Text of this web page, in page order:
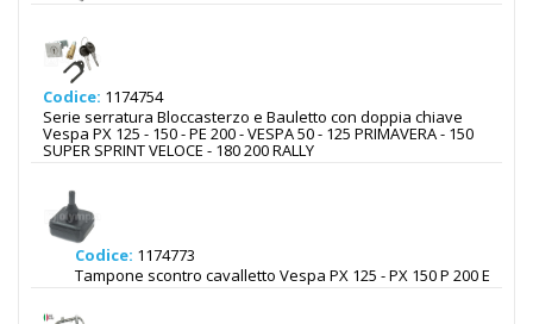
Codice: 1174754
Serie serratura Bloccasterzo e Bauletto con doppia chiave
Vespa PX 125 - 150 - PE 200 - VESPA 50 - 125 PRIMAVERA - 150
SUPER SPRINT VELOCE - 180 200 RALLY
Codice: 1174773
Tampone scontro cavalletto Vespa PX 125 - PX 150 P 200 E